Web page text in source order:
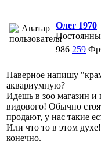
Олег 1970
986 259
Наверное напишу
аквариумную?
Идешь в зоо магазин и
видового! Обычно
продают, у нас такие
Или что то в этом
конечно.